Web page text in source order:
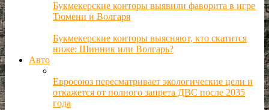
Букмекерские конторы выявили фаворита в игре
Тюмени и Волгаря
Букмекерские конторы выясняют, кто скатится
ниже: Шинник или Волгарь?
Авто
Евросоюз пересматривает экологические цели и
откажется от полного запрета ДВС после 2035
года